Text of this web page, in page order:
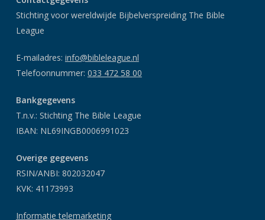
Stichting voor wereldwijde Bijbelverspreiding The Bible
League
E-mailadres: info@bibleleague.nl
Telefoonnummer: 033 472 58 00
Bankgegevens
T.n.v.: Stichting The Bible League
IBAN: NL69INGB0006991023
Overige gegevens
RSIN/ANBI: 802032047
KVK: 41173993
Informatie telemarketing